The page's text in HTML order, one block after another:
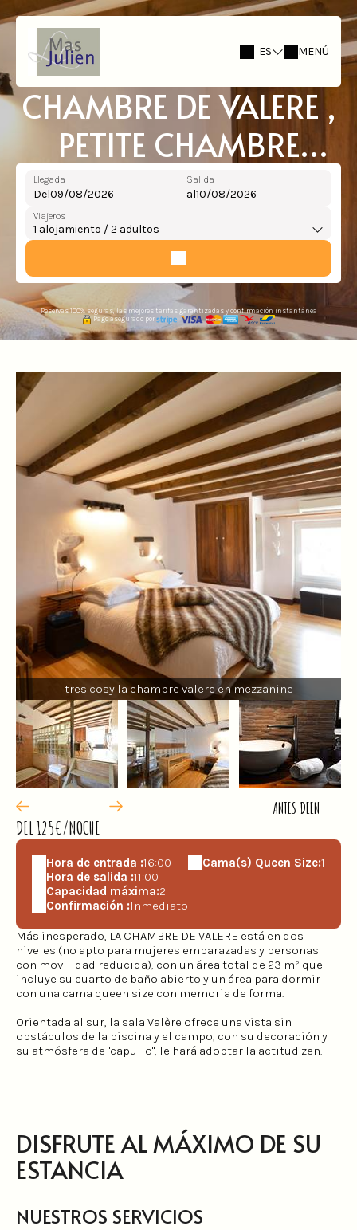
ES MENÚ
CHAMBRE DE VALERE ,
PETITE CHAMBRE
COSY , A L ÉTAGE
ACCÉS DIFFICILE
Llegada
Del
Salida
al
Viajeros
1 alojamiento /2 adultos
Reservas 100% seguras, las mejores tarifas garantizadas y confirmación instantánea
Pago asegurado por
tres cosy la chambre valere en mezzanine
ANTES DEEN
DEL 125€/NOCHE
Hora de entrada :16:00
Hora de salida :11:00
Capacidad máxima:2
Confirmación :Inmediato
Cama(s) Queen Size:1
Más inesperado, LA CHAMBRE DE VALERE está en dos
niveles (no apto para mujeres embarazadas y personas
con movilidad reducida), con un área total de 23 m² que
incluye su cuarto de baño abierto y un área para dormir
con una cama queen size con memoria de forma.
Orientada al sur, la sala Valère ofrece una vista sin
obstáculos de la piscina y el campo, con su decoración y
su atmósfera de "capullo", le hará adoptar la actitud zen.
DISFRUTE AL MÁXIMO DE SU
ESTANCIA
NUESTROS SERVICIOS